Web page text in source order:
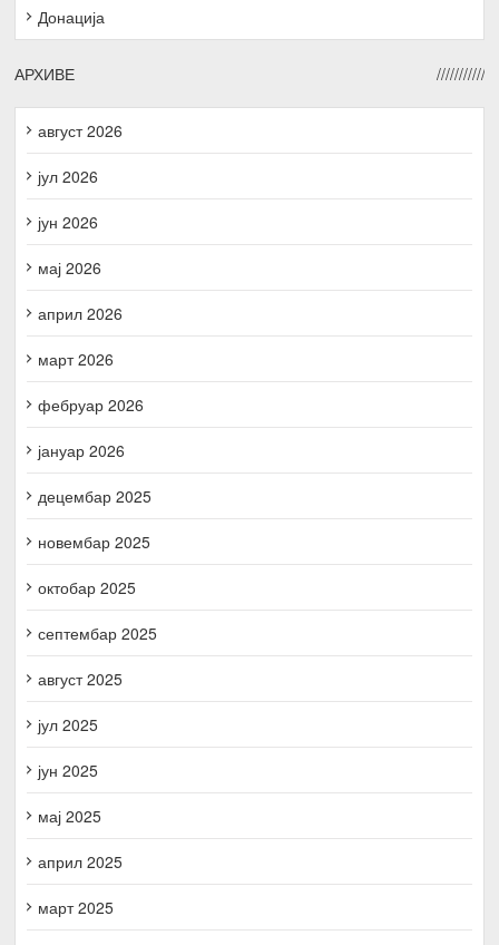
Донација
АРХИВЕ
август 2026
јул 2026
јун 2026
мај 2026
април 2026
март 2026
фебруар 2026
јануар 2026
децембар 2025
новембар 2025
октобар 2025
септембар 2025
август 2025
јул 2025
јун 2025
мај 2025
април 2025
март 2025